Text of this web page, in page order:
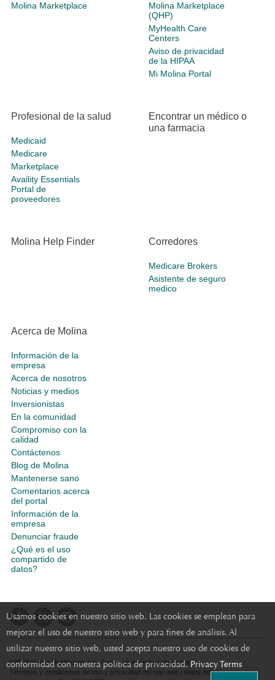
Usamos cookies en nuestro sitio web. Las cookies se emplean para
mejorar el uso de nuestro sitio web y para fines de análisis. Al
utilizar nuestro sitio web, usted acepta nuestro uso de cookies de
conformidad con nuestra política de privacidad.Privacy Terms
Molina Marketplace
Molina Marketplace
(QHP)
MyHealth Care
Centers
Aviso de privacidad
de la HIPAA
Mi Molina Portal
Profesional de la salud
Medicaid
Medicare
Marketplace
Availity Essentials
Portal de
proveedores
Encontrar un médico o
una farmacia
Molina Help Finder Corredores
Medicare Brokers
Asistente de seguro
medico
Acerca de Molina
Información de la
empresa
Acerca de nosotros
Noticias y medios
Inversionistas
En la comunidad
Compromiso con la
calidad
Contáctenos
Blog de Molina
Mantenerse sano
Comentarios acerca
del portal
Información de la
empresa
Denunciar fraude
¿Qué es el uso
compartido de
datos?
©2023 Molina Healthcare, Inc. Todos los derechos reservados.
Términos y condiciones de uso y privacidad del sitio web | Mapa del sitio